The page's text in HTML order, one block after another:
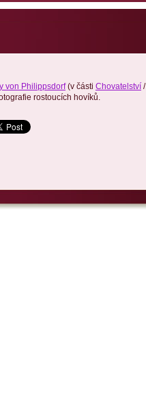
von Philippsdorf(v části Chovatelství /
rostoucích hovíků.